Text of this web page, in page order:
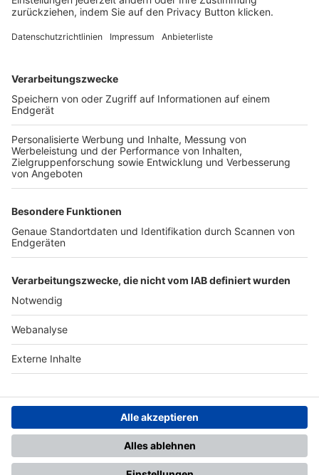
FOLGE DEM BFV
TOP-VEREINE
TOP-PARTNER
Nutzungsbedingungen Datenschutz Impressum